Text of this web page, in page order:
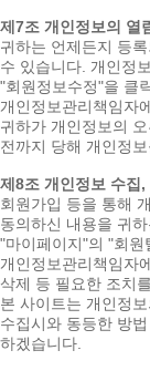
제7조 개인정보의 열
귀하는 언제든지 등
수 있습니다. 개인정
"회원정보수정"을 클
개인정보관리책임자
귀하가 개인정보의
전까지 당해 개인정
제8조 개인정보 수집
회원가입 등을 통해
동의하신 내용을 귀
"마이페이지"의 "회
개인정보관리책임자
삭제 등 필요한 조치
본 사이트는 개인정
수집시와 동등한 방
하겠습니다.